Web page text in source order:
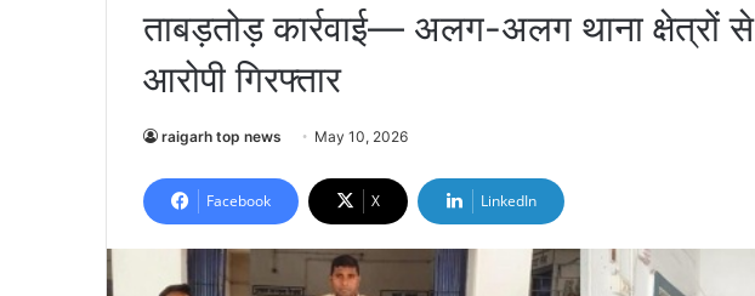
ताबड़तोड़ कार्रवाई— अलग-अलग थाना क्षेत्रों
आरोपी गिरफ्तार
raigarh top news May 10, 2026
Facebook X LinkedIn